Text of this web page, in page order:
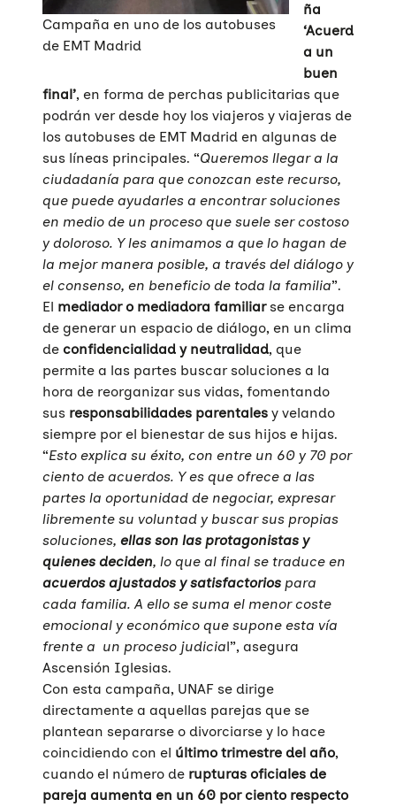
Quiénes somos
Sobre UNAF
Nuestra red
Transparencia
Áreas de acción
Diversidad familiar
Familias reconstituidas
Mediación
Infancia y adolescencia
Educación Sexual
Violencias de género
Qué hacemos
Atención directa
Sensibilización
Formación
Investigación
Incidencia
Infórmate
Blog
Sala de prensa
Materiales y publicaciones
Campañas
COLABORA
Haz tu donación
Únete a nuestra red
Si eres empresa
Campaña en uno de los autobuses
de EMT Madrid
ña
‘Acuerd
a un
buen
final’, en forma de perchas publicitarias que
podrán ver desde hoy los viajeros y viajeras de
los autobuses de EMT Madrid en algunas de
sus líneas principales. “Queremos llegar a la
ciudadanía para que conozcan este recurso,
que puede ayudarles a encontrar soluciones
en medio de un proceso que suele ser costoso
y doloroso. Y les animamos a que lo hagan de
la mejor manera posible, a través del diálogo y
el consenso, en beneficio de toda la familia”.
El mediador o mediadora familiarse encarga
de generar un espacio de diálogo, en un clima
de confidencialidad y neutralidad, que
permite a las partes buscar soluciones a la
hora de reorganizar sus vidas, fomentando
sus responsabilidades parentales y velando
siempre por el bienestar de sus hijos e hijas.
“Esto explica su éxito, con entre un 60 y 70 por
ciento de acuerdos. Y es que ofrece a las
partes la oportunidad de negociar, expresar
libremente su voluntad y buscar sus propias
soluciones, ellas son las protagonistas y
quienes deciden, lo que al final se traduce en
acuerdos ajustados y satisfactorios para
cada familia. A ello se suma el menor coste
emocional y económico que supone esta vía
frente a un proceso judicial”, asegura
Ascensión Iglesias.
Con esta campaña, UNAF se dirige
directamente a aquellas parejas que se
plantean separarse o divorciarse y lo hace
coincidiendo con el último trimestre del año,
cuando el número de rupturas oficiales de
pareja aumenta en un 60 por ciento respecto